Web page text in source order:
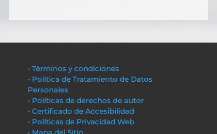
• Términos y condiciones
• Política de Tratamiento de Datos
Personales
• Políticas de derechos de autor
• Certificado de Accesibilidad
• Políticas de Privacidad Web